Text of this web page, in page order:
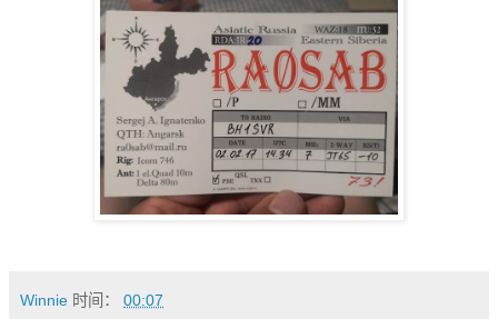
Winnie 时间： 00:07